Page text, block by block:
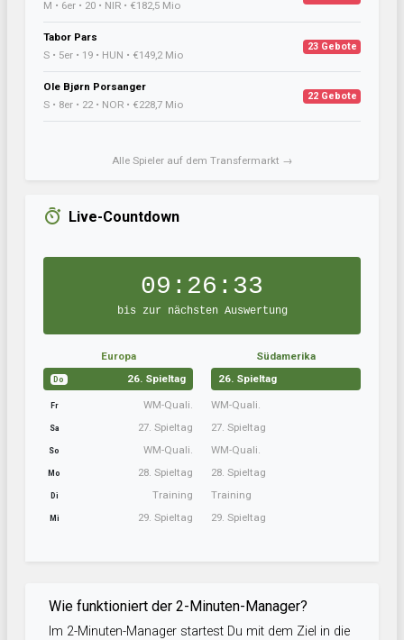
M • 6er • 20 • NIR • €182,5 Mio
Tabor Pars
S • 5er • 19 • HUN • €149,2 Mio
23 Gebote
Ole Bjørn Porsanger
S • 8er • 22 • NOR • €228,7 Mio
22 Gebote
Alle Spieler auf dem Transfermarkt →
Live-Countdown
09:26:32
bis zur nächsten Auswertung
Europa
Do 26. Spieltag
Fr WM-Quali.
Sa 27. Spieltag
So WM-Quali.
Mo 28. Spieltag
Di Training
Mi 29. Spieltag
Südamerika
26. Spieltag
WM-Quali.
27. Spieltag
WM-Quali.
28. Spieltag
Training
29. Spieltag
Wie funktioniert der 2-Minuten-Manager?
Im 2-Minuten-Manager startest Du mit dem Ziel in die